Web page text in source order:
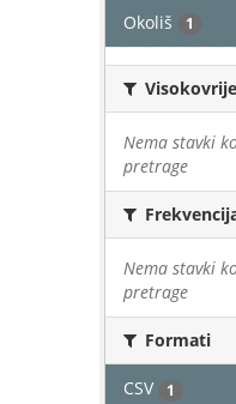
Okoliš 1
Nema stavki
pretrage
Nema stavki
pretrage
Formati
CSV 1